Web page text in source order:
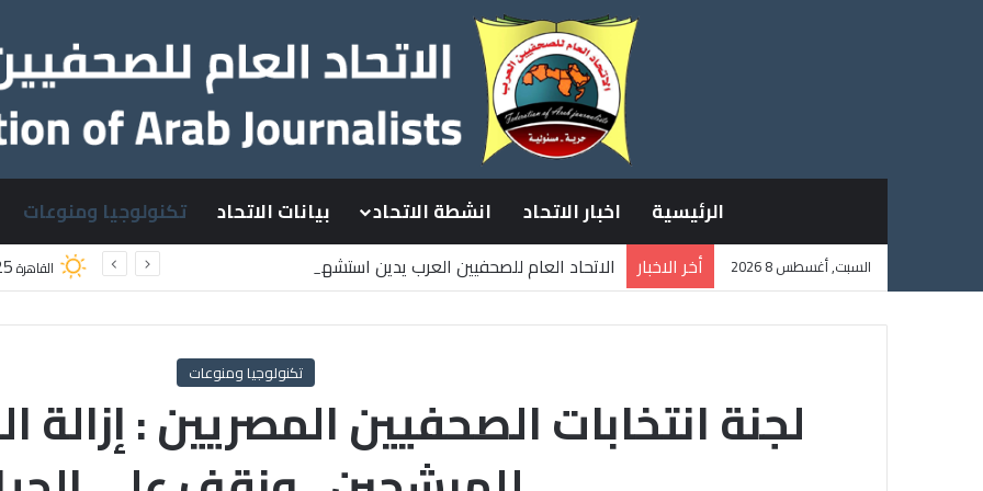
الرئيسية اخبار الاتحاد انشطة الاتحاد بيانات الاتحاد تكنولوجيا ومنوعات
السبت, أغسطس 8 2026 أخر الاخبار
الاتحاد العام للصحفيين العرب يدين استشهاد
القاهرة
تكنولوجيا ومنوعات
لجنة انتخابات الصحفيين المصريين : إزالة